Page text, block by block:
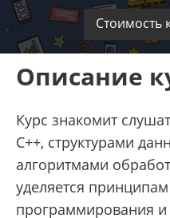
Стоимость
Описание
Курс знакомит
С++, структурами
алгоритмами
уделяется принципам
программирования